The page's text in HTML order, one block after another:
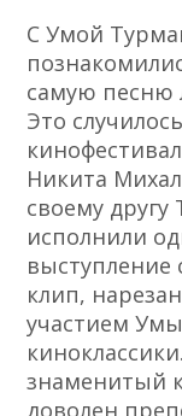
С Умой
самую песню
Это
Никита
своему другу
исполнили
клип,
участием
знаменитый
доволен